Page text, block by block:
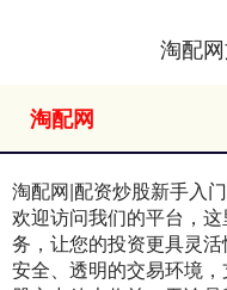
淘配
淘配网
淘配网|配资炒股新手入
欢迎访问我们的平台，
务，让您的投资更具灵
安全、透明的交易环境